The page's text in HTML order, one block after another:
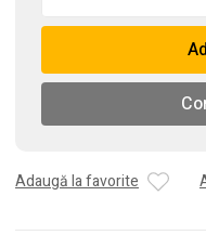
din
pentru
3/4"
Adaugă la favorite